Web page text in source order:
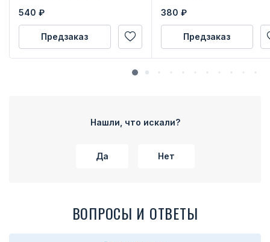
удостоверения
540 ₽
Предзаказ
380 ₽
Предзаказ
Нашли, что искали?
Да Нет
ВОПРОСЫ И ОТВЕТЫ